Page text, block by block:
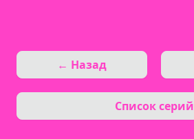
← Назад
Список серий